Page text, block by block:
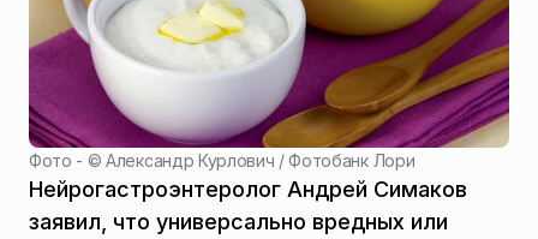
Фото - ©Александр Курлович / Фотобанк Лори
Нейрогастроэнтеролог Андрей Симаков
заявил, что универсально вредных или